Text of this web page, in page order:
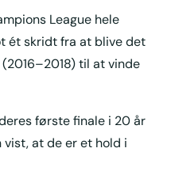
League hele
ét skridt fra at blive det
til at vinde
første finale i 20 år
at de er et hold i